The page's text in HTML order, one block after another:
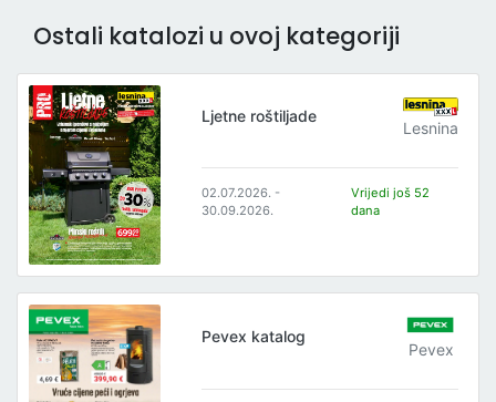
Ostali katalozi u ovoj kategoriji
Ljetne roštiljade
Lesnina
02.07.2026. -
30.09.2026.
Vrijedi još 52
dana
Pevex katalog
Pevex